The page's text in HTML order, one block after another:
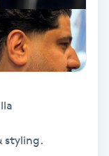
styling.